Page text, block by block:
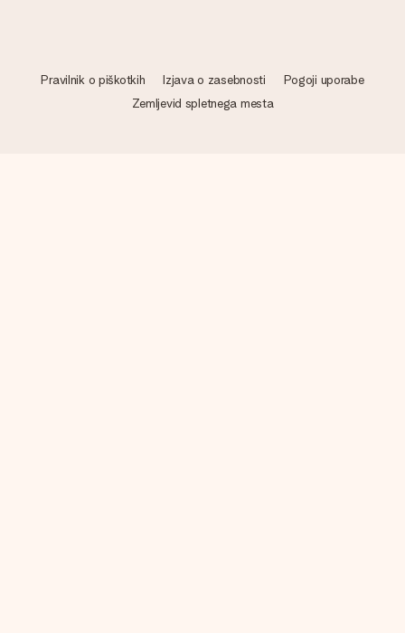
Pravilnik o piškotkih Izjava o zasebnosti
Pogoji uporabe
Zemljevid spletnega mesta